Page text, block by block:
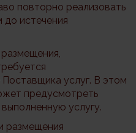
повторно реализовать
до истечения
услуг. В этом
предусмотреть
услугу.